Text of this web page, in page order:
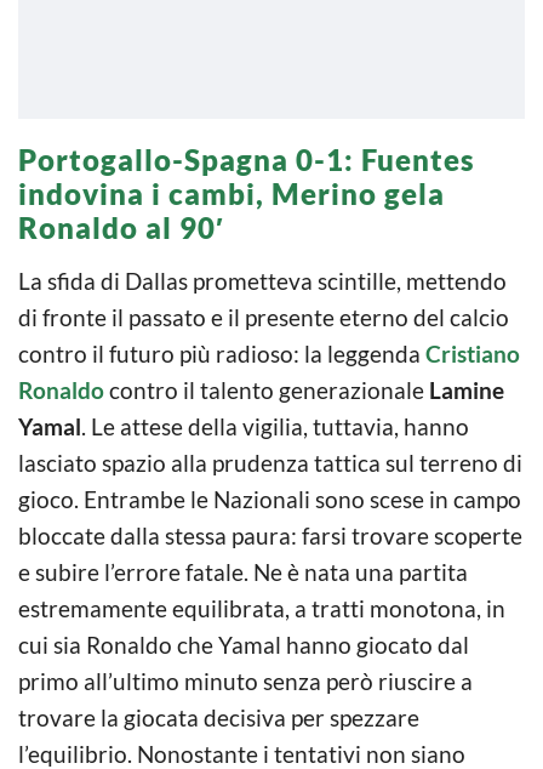
Portogallo-Spagna 0-1: Fuentes
indovina i cambi, Merino gela
Ronaldo al 90′
La sfida di Dallas prometteva scintille, mettendo
di fronte il passato e il presente eterno del calcio
contro il futuro più radioso: la leggenda Cristiano
Ronaldocontro il talento generazionale Lamine
Yamal. Le attese della vigilia, tuttavia, hanno
lasciato spazio alla prudenza tattica sul terreno di
gioco. Entrambe le Nazionali sono scese in campo
bloccate dalla stessa paura: farsi trovare scoperte
e subire l’errore fatale. Ne è nata una partita
estremamente equilibrata, a tratti monotona, in
cui sia Ronaldo che Yamal hanno giocato dal
primo all’ultimo minuto senza però riuscire a
trovare la giocata decisiva per spezzare
l’equilibrio. Nonostante i tentativi non siano